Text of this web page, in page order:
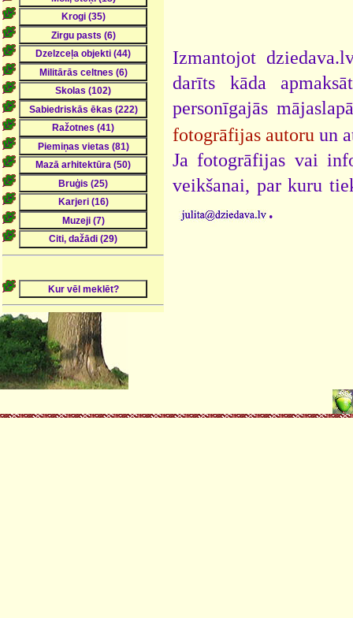
Izmantojot
darīts kāda
personīgajās
fotogrāfijas autoru un
Ja fotogrāfijas vai
veikšanai, par kuru
.